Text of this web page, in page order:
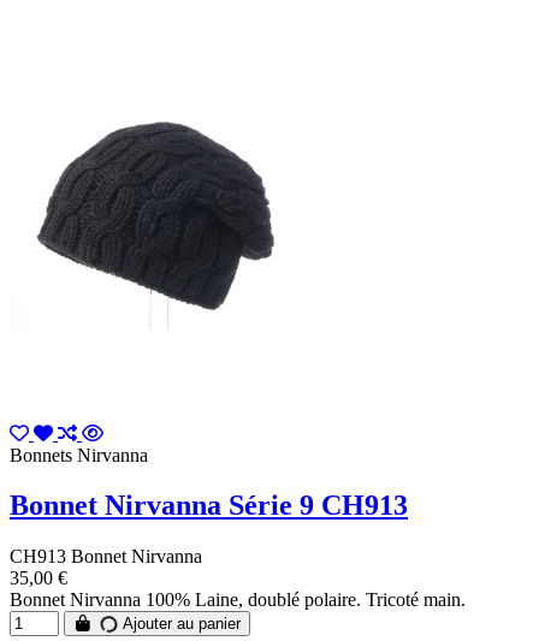
Bonnets Nirvanna
Bonnet Nirvanna Série 9 CH913
CH913 Bonnet Nirvanna
35,00 €
Bonnet Nirvanna 100% Laine, doublé polaire. Tricoté main.
Ajouter au panier